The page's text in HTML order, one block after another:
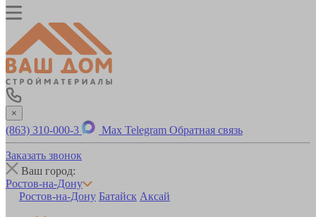
×
(863) 310-000-3 Max Telegram Обратная связь
Заказать звонок
Ваш город:
Ростов-на-Дону
Ростов-на-Дону Батайск Аксай